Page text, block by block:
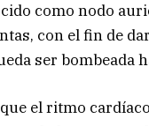
como nodo
con el fin de
ser bombeada
el ritmo